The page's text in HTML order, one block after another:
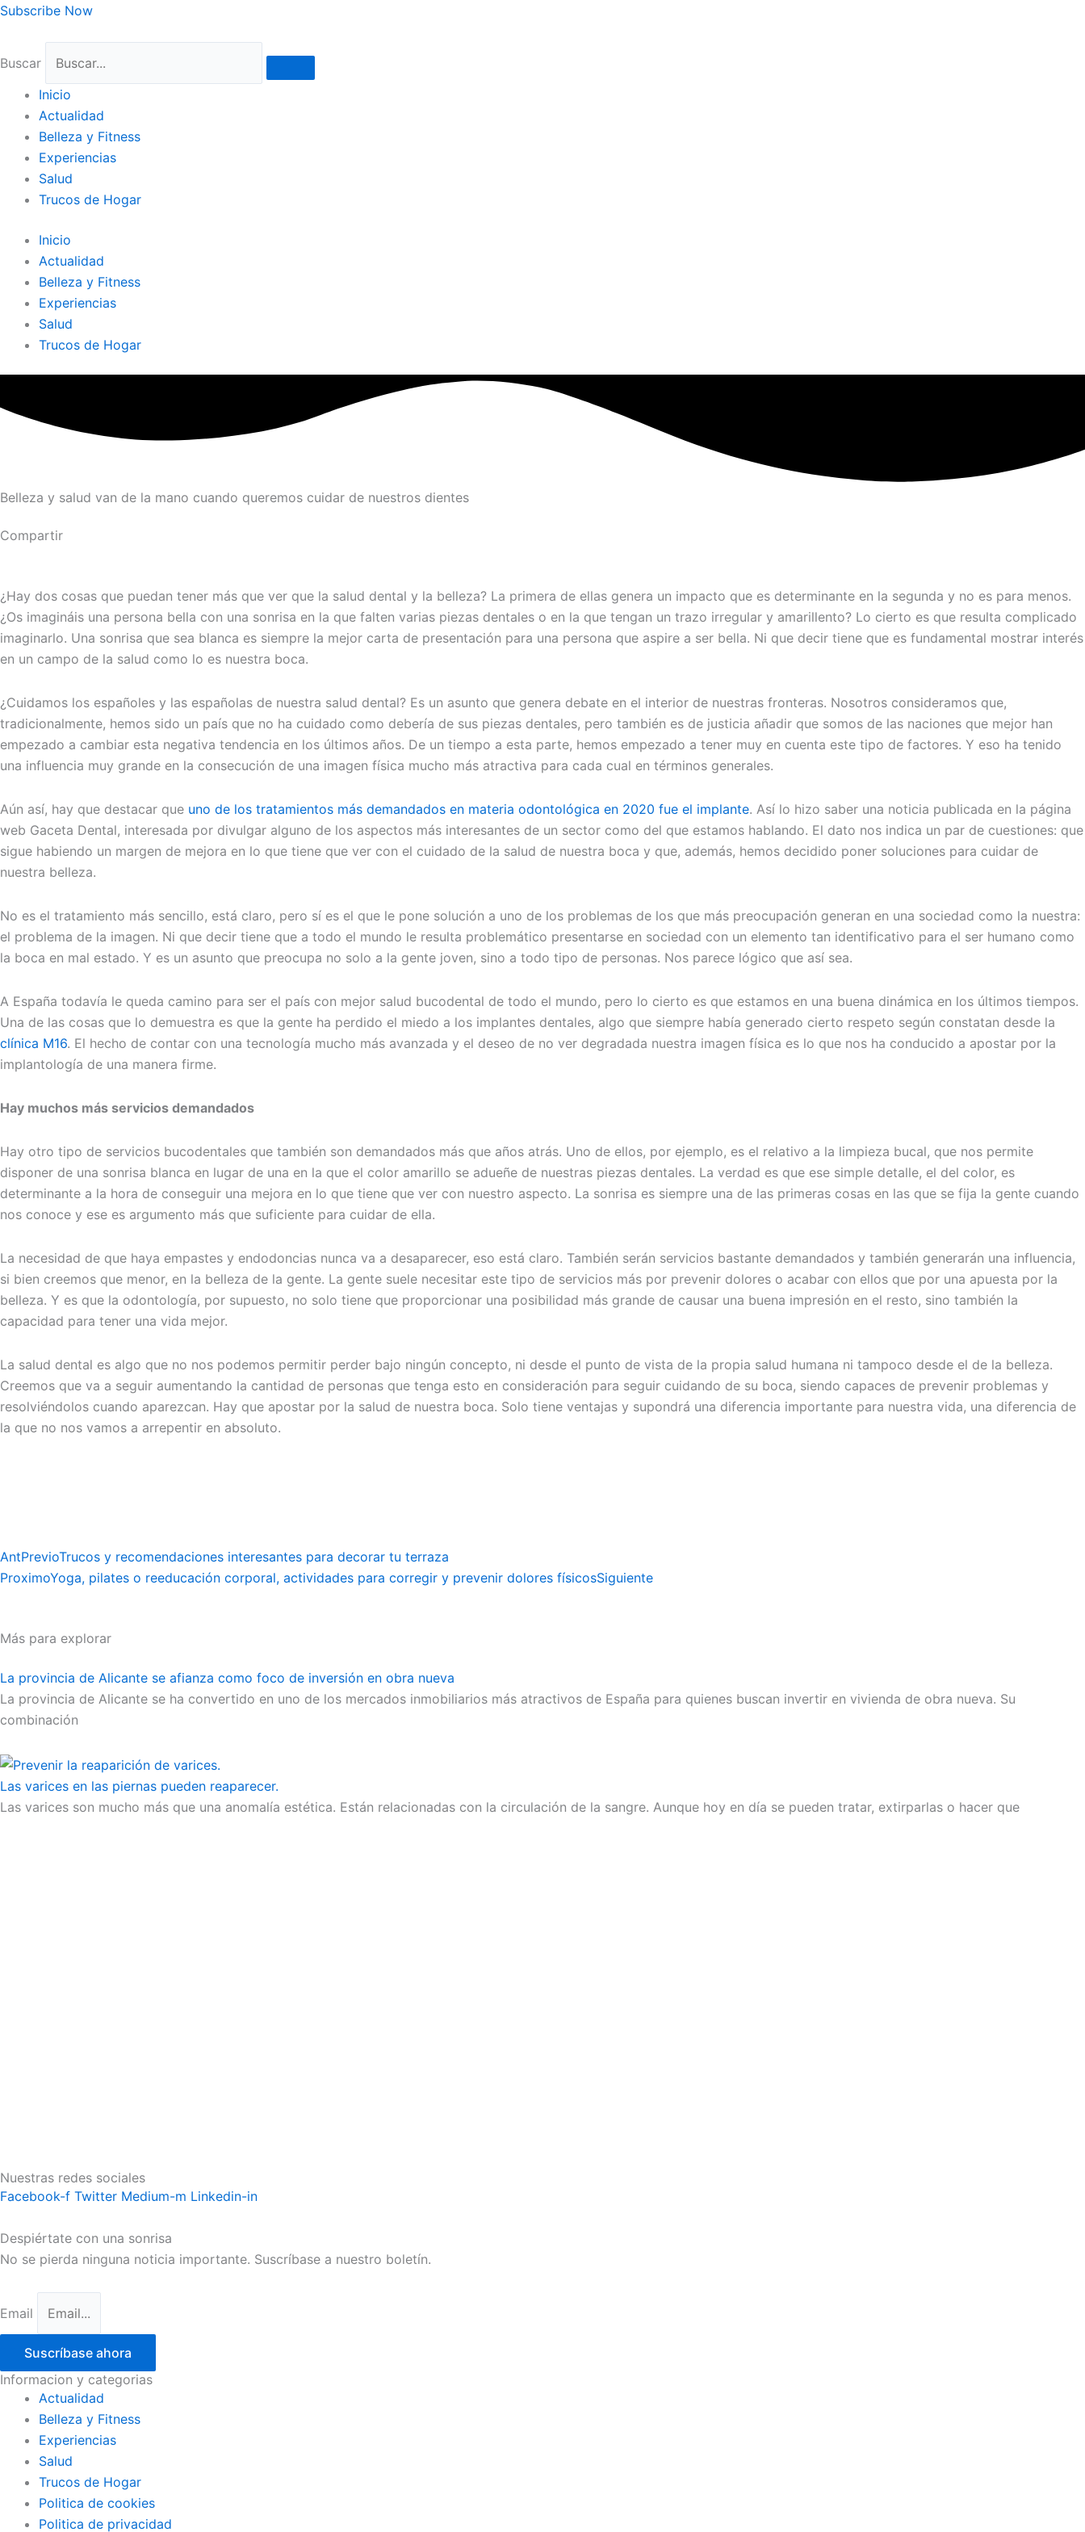
Ir
Subscribe Now
Buscar
Inicio
Actualidad
Belleza y Fitness
Experiencias
Salud
Trucos de Hogar
Inicio
Actualidad
Belleza y Fitness
Experiencias
Salud
Trucos de Hogar
Belleza y salud van de la mano cuando queremos cuidar de nuestros dientes
Compartir
¿Hay dos cosas que puedan tener más que ver que la salud dental y la belleza? La primera de ellas genera un impacto que es determinante en la segunda y no es para menos.
¿Os imagináis una persona bella con una sonrisa en la que falten varias piezas dentales o en la que tengan un trazo irregular y amarillento? Lo cierto es que resulta complicado
imaginarlo. Una sonrisa que sea blanca es siempre la mejor carta de presentación para una persona que aspire a ser bella. Ni que decir tiene que es fundamental mostrar interés
en un campo de la salud como lo es nuestra boca.
¿Cuidamos los españoles y las españolas de nuestra salud dental? Es un asunto que genera debate en el interior de nuestras fronteras. Nosotros consideramos que,
tradicionalmente, hemos sido un país que no ha cuidado como debería de sus piezas dentales, pero también es de justicia añadir que somos de las naciones que mejor han
empezado a cambiar esta negativa tendencia en los últimos años. De un tiempo a esta parte, hemos empezado a tener muy en cuenta este tipo de factores. Y eso ha tenido
una influencia muy grande en la consecución de una imagen física mucho más atractiva para cada cual en términos generales.
Aún así, hay que destacar que uno de los tratamientos más demandados en materia odontológica en 2020 fue el implante. Así lo hizo saber una noticia publicada en la página
web Gaceta Dental, interesada por divulgar alguno de los aspectos más interesantes de un sector como del que estamos hablando. El dato nos indica un par de cuestiones: que
sigue habiendo un margen de mejora en lo que tiene que ver con el cuidado de la salud de nuestra boca y que, además, hemos decidido poner soluciones para cuidar de
nuestra belleza.
No es el tratamiento más sencillo, está claro, pero sí es el que le pone solución a uno de los problemas de los que más preocupación generan en una sociedad como la nuestra:
el problema de la imagen. Ni que decir tiene que a todo el mundo le resulta problemático presentarse en sociedad con un elemento tan identificativo para el ser humano como
la boca en mal estado. Y es un asunto que preocupa no solo a la gente joven, sino a todo tipo de personas. Nos parece lógico que así sea.
A España todavía le queda camino para ser el país con mejor salud bucodental de todo el mundo, pero lo cierto es que estamos en una buena dinámica en los últimos tiempos.
Una de las cosas que lo demuestra es que la gente ha perdido el miedo a los implantes dentales, algo que siempre había generado cierto respeto según constatan desde la
clínica M16. El hecho de contar con una tecnología mucho más avanzada y el deseo de no ver degradada nuestra imagen física es lo que nos ha conducido a apostar por la
implantología de una manera firme.
Hay muchos más servicios demandados
Hay otro tipo de servicios bucodentales que también son demandados más que años atrás. Uno de ellos, por ejemplo, es el relativo a la limpieza bucal, que nos permite
disponer de una sonrisa blanca en lugar de una en la que el color amarillo se adueñe de nuestras piezas dentales. La verdad es que ese simple detalle, el del color, es
determinante a la hora de conseguir una mejora en lo que tiene que ver con nuestro aspecto. La sonrisa es siempre una de las primeras cosas en las que se fija la gente cuando
nos conoce y ese es argumento más que suficiente para cuidar de ella.
La necesidad de que haya empastes y endodoncias nunca va a desaparecer, eso está claro. También serán servicios bastante demandados y también generarán una influencia,
si bien creemos que menor, en la belleza de la gente. La gente suele necesitar este tipo de servicios más por prevenir dolores o acabar con ellos que por una apuesta por la
belleza. Y es que la odontología, por supuesto, no solo tiene que proporcionar una posibilidad más grande de causar una buena impresión en el resto, sino también la
capacidad para tener una vida mejor.
La salud dental es algo que no nos podemos permitir perder bajo ningún concepto, ni desde el punto de vista de la propia salud humana ni tampoco desde el de la belleza.
Creemos que va a seguir aumentando la cantidad de personas que tenga esto en consideración para seguir cuidando de su boca, siendo capaces de prevenir problemas y
resolviéndolos cuando aparezcan. Hay que apostar por la salud de nuestra boca. Solo tiene ventajas y supondrá una diferencia importante para nuestra vida, una diferencia de
la que no nos vamos a arrepentir en absoluto.
AntPrevioTrucos y recomendaciones interesantes para decorar tu terraza
ProximoYoga, pilates o reeducación corporal, actividades para corregir y prevenir dolores físicosSiguiente
Más para explorar
La provincia de Alicante se afianza como foco de inversión en obra nueva
La provincia de Alicante se ha convertido en uno de los mercados inmobiliarios más atractivos de España para quienes buscan invertir en vivienda de obra nueva. Su
combinación
Las varices en las piernas pueden reaparecer.
Las varices son mucho más que una anomalía estética. Están relacionadas con la circulación de la sangre. Aunque hoy en día se pueden tratar, extirparlas o hacer que
Nuestras redes sociales
Facebook-f Twitter Medium-m Linkedin-in
Despiértate con una sonrisa
No se pierda ninguna noticia importante. Suscríbase a nuestro boletín.
Email
Suscríbase ahora
Informacion y categorias
Actualidad
Belleza y Fitness
Experiencias
Salud
Trucos de Hogar
Politica de cookies
Politica de privacidad